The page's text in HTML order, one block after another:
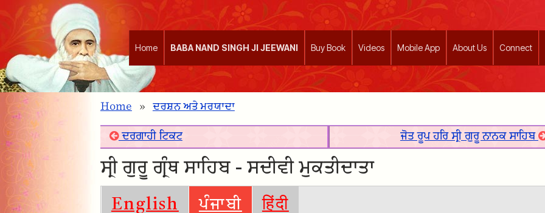
Home BABA NAND SINGH JI JEEWANI Buy Book Videos Mobile App About Us Connect
Home » ਦਰਸ਼ਨ ਅਤੇ ਮਰਯਾਦਾ
ਦਰਗਾਹੀ ਟਿਕਟ ਜੋਤ ਰੂਪ ਹਰਿ ਸ੍ਰੀ ਗੁਰੂ ਨਾਨਕ ਸਾਹਿਬ
ਸ੍ਰੀ ਗੁਰੂ ਗ੍ਰੰਥ ਸਾਹਿਬ - ਸਦੀਵੀ ਮੁਕਤੀਦਾਤਾ
English ਪੰਜਾਬੀ हिंदी